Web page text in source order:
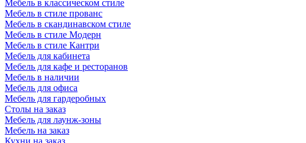
Мебель в классическом стиле
Мебель в стиле прованс
Мебель в скандинавском стиле
Мебель в стиле Модерн
Мебель в стиле Кантри
Мебель для кабинета
Мебель для кафе и ресторанов
Мебель в наличии
Мебель для офиса
Мебель для гардеробных
Столы на заказ
Мебель для лаунж-зоны
Мебель на заказ
Кухни на заказ